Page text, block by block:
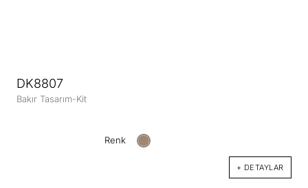
DK8807
Bakır Tasarım-Kit
Renk
+ DETAYLAR